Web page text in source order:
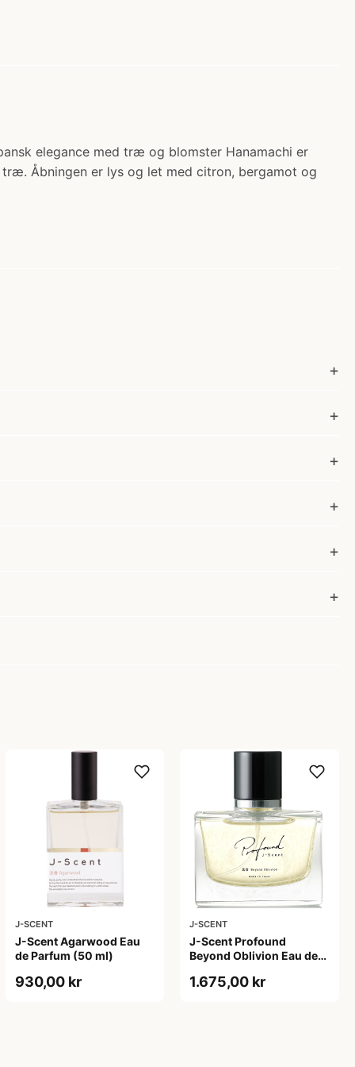
elegance med træ og blomster Hanamachi er
Åbningen er lys og let med citron, bergamot og
J-SCENT
J-Scent Agarwood Eau
de Parfum (50 ml)
930,00 kr
J-SCENT
J-Scent Profound
Beyond Oblivion Eau de
1.675,00 kr